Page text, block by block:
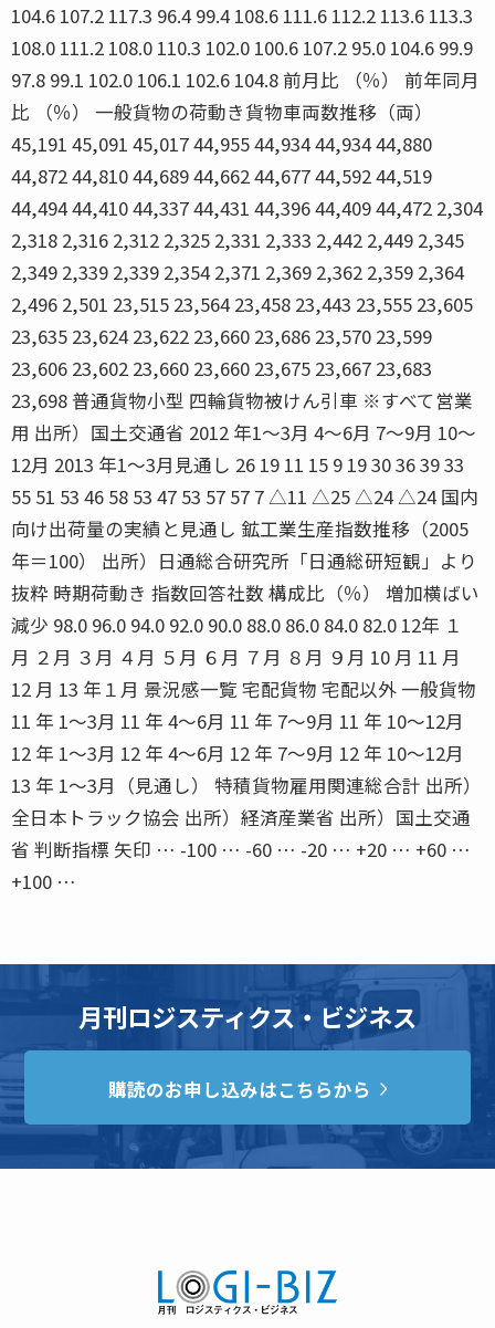
104.6 107.2 117.3 96.4 99.4 108.6 111.6 112.2 113.6 113.3
108.0 111.2 108.0 110.3 102.0 100.6 107.2 95.0 104.6 99.9
97.8 99.1 102.0 106.1 102.6 104.8 前月比 （％） 前年同月
比 （％） 一般貨物の荷動き貨物車両数推移（両）
45,191 45,091 45,017 44,955 44,934 44,934 44,880
44,872 44,810 44,689 44,662 44,677 44,592 44,519
44,494 44,410 44,337 44,431 44,396 44,409 44,472 2,304
2,318 2,316 2,312 2,325 2,331 2,333 2,442 2,449 2,345
2,349 2,339 2,339 2,354 2,371 2,369 2,362 2,359 2,364
2,496 2,501 23,515 23,564 23,458 23,443 23,555 23,605
23,635 23,624 23,622 23,660 23,686 23,570 23,599
23,606 23,602 23,660 23,660 23,675 23,667 23,683
23,698 普通貨物小型 四輪貨物被けん引車 ※すべて営業
用 出所）国土交通省 2012 年1〜3月 4〜6月 7〜9月 10〜
12月 2013 年1〜3月見通し 26 19 11 15 9 19 30 36 39 33
55 51 53 46 58 53 47 53 57 57 7 △11 △25 △24 △24 国内
向け出荷量の実績と見通し 鉱工業生産指数推移（2005
年＝100） 出所）日通総合研究所「日通総研短観」より
抜粋 時期荷動き 指数回答社数 構成比（％） 増加横ばい
減少 98.0 96.0 94.0 92.0 90.0 88.0 86.0 84.0 82.0 12年 １
月 ２月 ３月 ４月 ５月 ６月 ７月 ８月 ９月 10 月 11 月
12 月 13 年１月 景況感一覧 宅配貨物 宅配以外 一般貨物
11 年 1〜3月 11 年 4〜6月 11 年 7〜9月 11 年 10〜12月
12 年 1〜3月 12 年 4〜6月 12 年 7〜9月 12 年 10〜12月
13 年 1〜3月（見通し） 特積貨物雇用関連総合計 出所）
全日本トラック協会 出所）経済産業省 出所）国土交通
省 判断指標 矢印 … -100 … -60 … -20 … +20 … +60 …
+100 …
月刊ロジスティクス・ビジネス
購読のお申し込みはこちらから